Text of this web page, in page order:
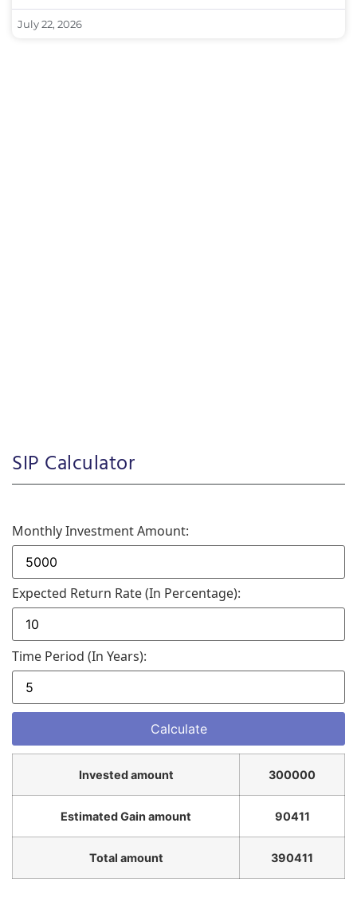
July 22, 2026
SIP Calculator
Monthly Investment Amount:
Expected Return Rate (in Percentage):
Time Period (in Years):
Invested amount 300000
Estimated Gain amount 90411
Total amount 390411